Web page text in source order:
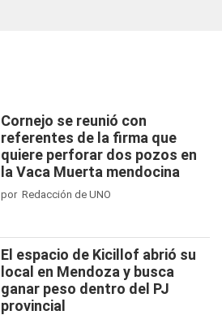
Cornejo se reunió con
referentes de la firma que
quiere perforar dos pozos en
la Vaca Muerta mendocina
por Redacción de UNO
El espacio de Kicillof abrió su
local en Mendoza y busca
ganar peso dentro del PJ
provincial